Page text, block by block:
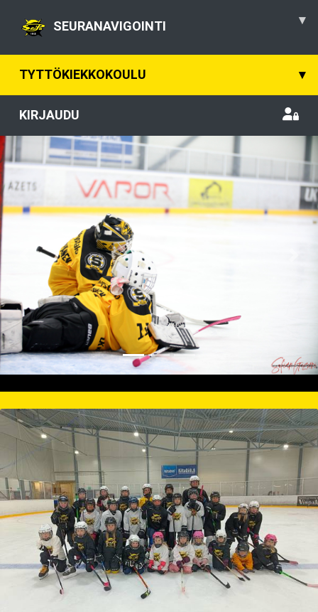
SEURANAVIGOINTI ▾
TYTTÖKIEKKOKOULU ▾
KIRJAUDU
Previous